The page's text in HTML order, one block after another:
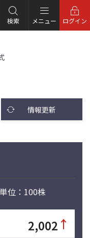
検索 メニュー ログイン
情報更新
位：100株
2,002 ↑